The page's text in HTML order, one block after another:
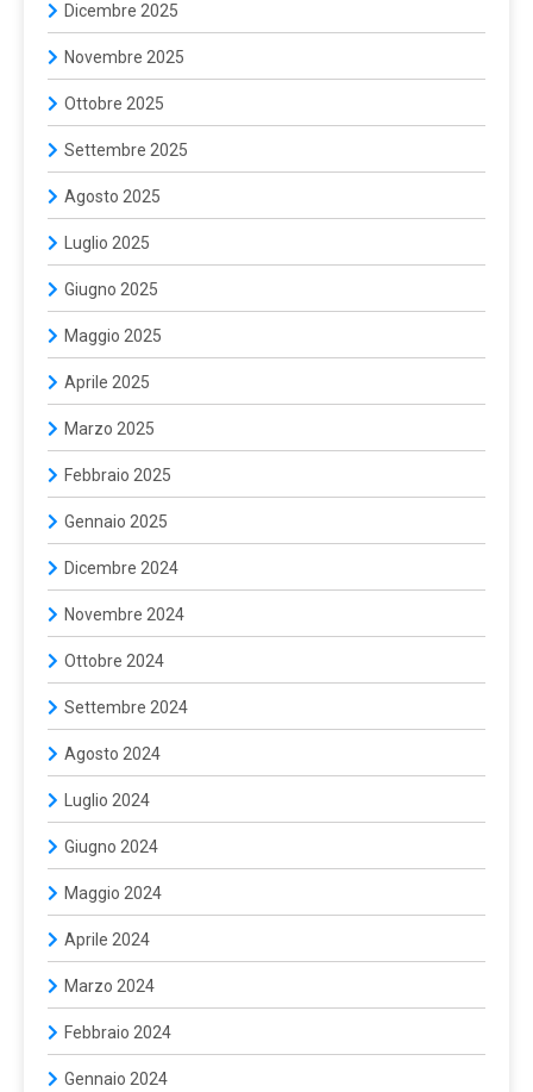
Dicembre 2025
Novembre 2025
Ottobre 2025
Settembre 2025
Agosto 2025
Luglio 2025
Giugno 2025
Maggio 2025
Aprile 2025
Marzo 2025
Febbraio 2025
Gennaio 2025
Dicembre 2024
Novembre 2024
Ottobre 2024
Settembre 2024
Agosto 2024
Luglio 2024
Giugno 2024
Maggio 2024
Aprile 2024
Marzo 2024
Febbraio 2024
Gennaio 2024